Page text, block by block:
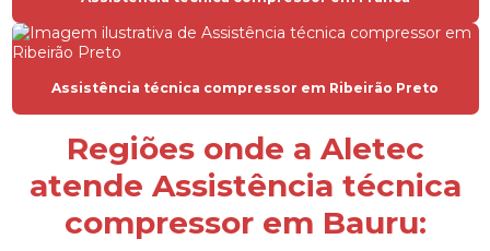
Compressor de ar parafuso manutenção
Compressor de ar parafuso com secador
Compressor de ar com rosca
Compressor hospitalar
Compressor industrial
Compressor industrial preço
Assistência técnica compressor em Ribeirão Preto
Regiões onde a Aletec
atende Assistência técnica
compressor em Bauru: